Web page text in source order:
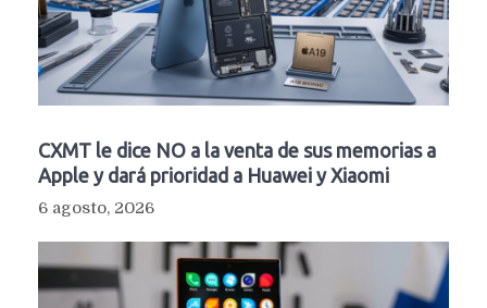
CXMT le dice NO a la venta de sus memorias a
Apple y dará prioridad a Huawei y Xiaomi
6 agosto, 2026